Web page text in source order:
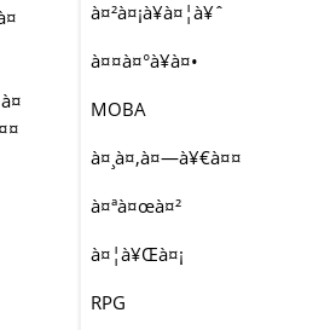
à¤²à¤¡à¥à¤¦à¥ˆ
à¤¤à¤°à¥à¤•
MOBA
à¤¸à¤‚à¤—à¥€à¤¤
à¤ªà¤œà¤²
à¤¦à¥Œà¤¡
RPG